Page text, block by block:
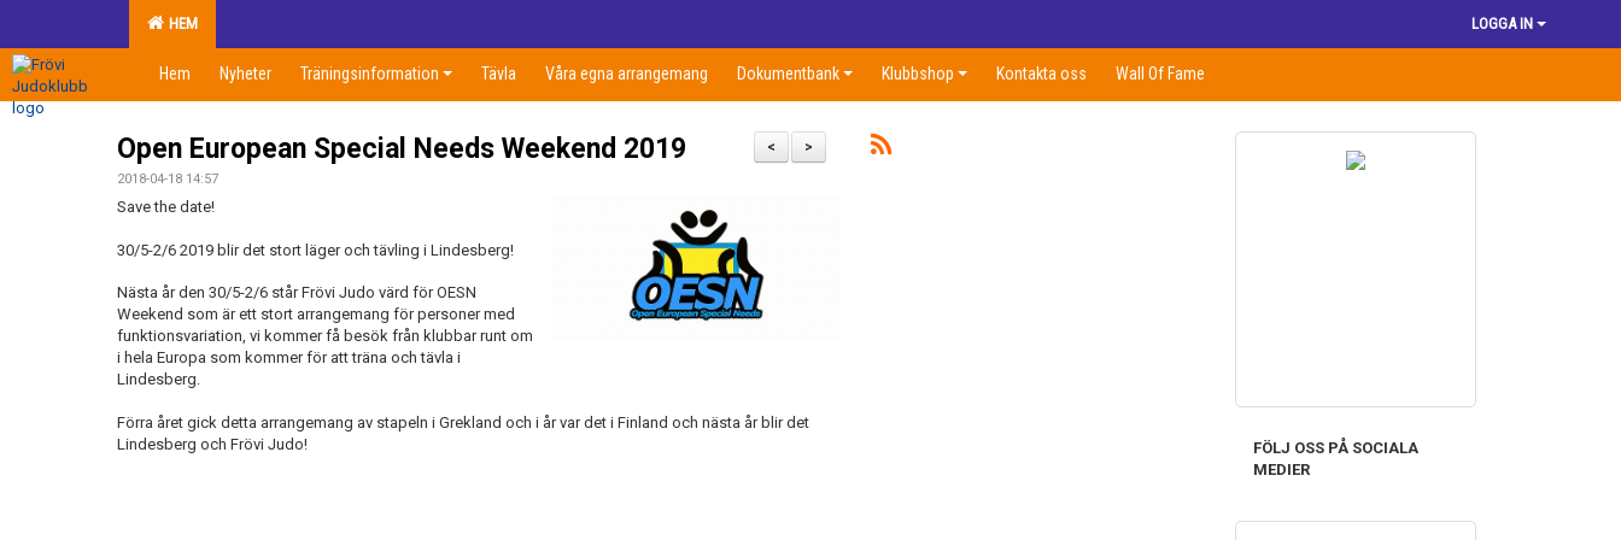
HEM LOGGA IN
Hem Nyheter Träningsinformation Tävla Våra egna arrangemang Dokumentbank Klubbshop Kontakta oss Wall Of Fame
>
<
Open European Special Needs Weekend 2019
2018-04-18 14:57
Save the date!
30/5-2/6 2019 blir det stort läger och tävling i Lindesberg!
Nästa år den 30/5-2/6 står Frövi Judo värd för OESN
Weekend som är ett stort arrangemang för personer med
funktionsvariation, vi kommer få besök från klubbar runt om
i hela Europa som kommer för att träna och tävla i
Lindesberg.
Förra året gick detta arrangemang av stapeln i Grekland och i år var det i Finland och nästa år blir det
Lindesberg och Frövi Judo!
FÖLJ OSS PÅ SOCIALA
MEDIER